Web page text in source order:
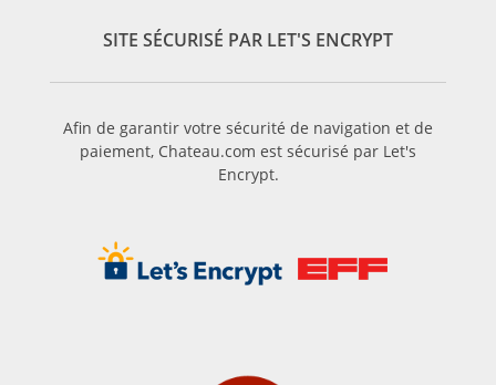
SITE SÉCURISÉ PAR LET'S ENCRYPT
Afin de garantir votre sécurité de navigation et de
paiement, Chateau.com est sécurisé par Let's
Encrypt.